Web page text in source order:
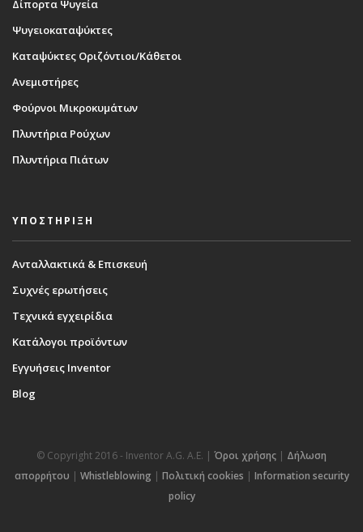
Δίπορτα Ψυγεία
Ψυγειοκαταψύκτες
Καταψύκτες Οριζόντιοι/Κάθετοι
Ανεμιστήρες
Φούρνοι Μικροκυμάτων
Πλυντήρια Ρούχων
Πλυντήρια Πιάτων
ΥΠΟΣΤΗΡΙΞΗ
Ανταλλακτικά & Επισκευή
Συχνές ερωτήσεις
Τεχνικά εγχειρίδια
Κατάλογοι προϊόντων
Εγγυήσεις Inventor
Blog
© Copyright 2016 - Inventor A.G. Α.Ε. | Όροι χρήσης | Δήλωση
απορρήτου | Whistleblowing | Πολιτική cookies | Information security
policy